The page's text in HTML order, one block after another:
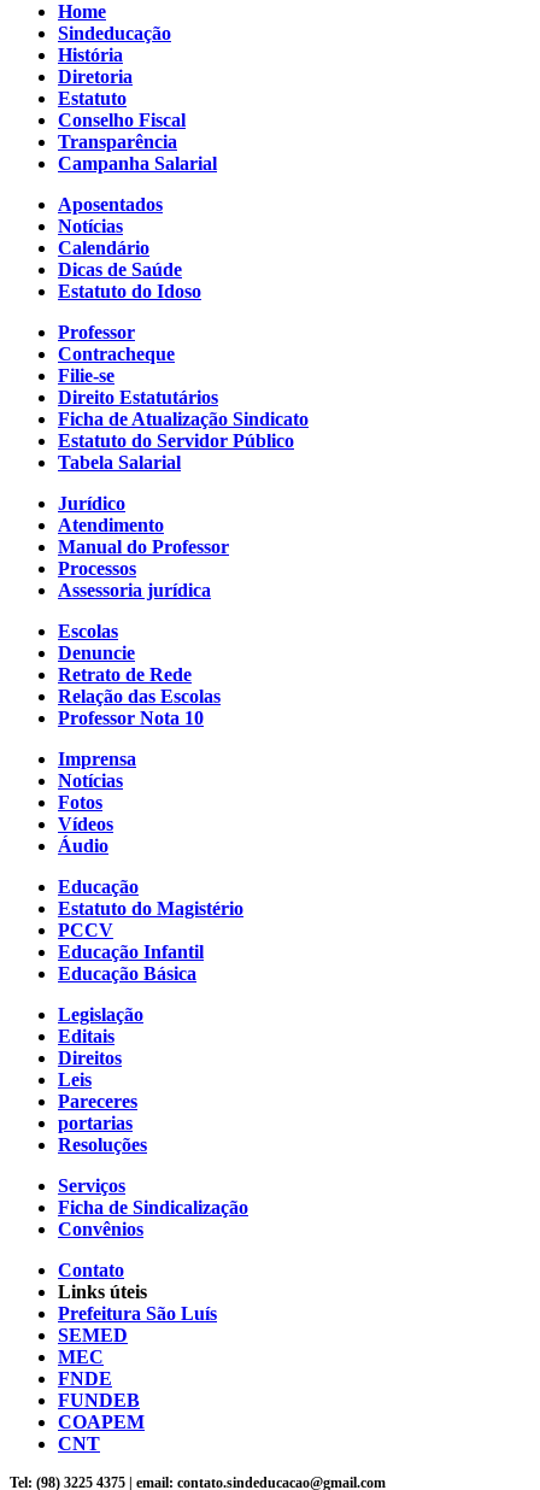
Home
Sindeducação
História
Diretoria
Estatuto
Conselho Fiscal
Transparência
Campanha Salarial
Aposentados
Notícias
Calendário
Dicas de Saúde
Estatuto do Idoso
Professor
Contracheque
Filie-se
Direito Estatutários
Ficha de Atualização Sindicato
Estatuto do Servidor Público
Tabela Salarial
Jurídico
Atendimento
Manual do Professor
Processos
Assessoria jurídica
Escolas
Denuncie
Retrato de Rede
Relação das Escolas
Professor Nota 10
Imprensa
Notícias
Fotos
Vídeos
Áudio
Educação
Estatuto do Magistério
PCCV
Educação Infantil
Educação Básica
Legislação
Editais
Direitos
Leis
Pareceres
portarias
Resoluções
Serviços
Ficha de Sindicalização
Convênios
Contato
Links úteis
Prefeitura São Luís
SEMED
MEC
FNDE
FUNDEB
COAPEM
CNT
Tel: (98) 3225 4375 | email: contato.sindeducacao@gmail.com